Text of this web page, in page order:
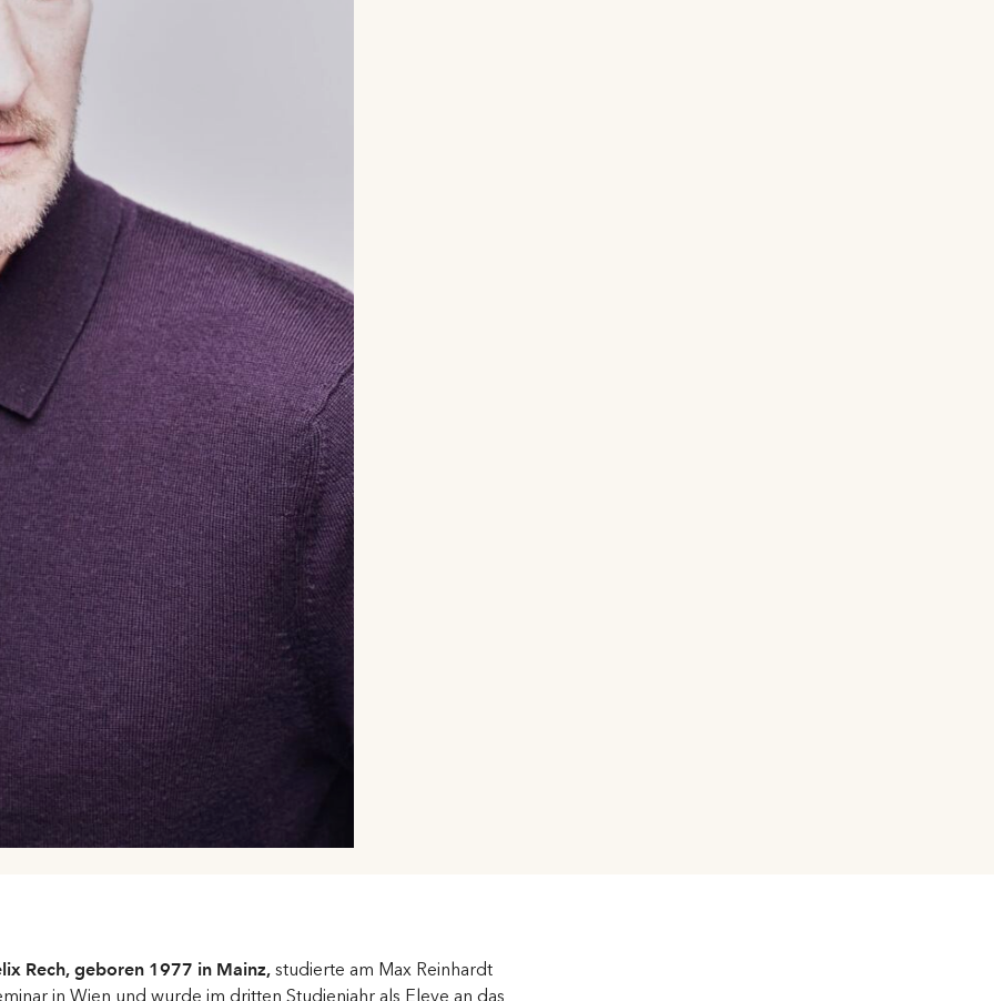
Rech, geboren 1977 in Mainz,studierte am Max Reinhardt
in Wien und wurde im dritten Studienjahr als Eleve an das